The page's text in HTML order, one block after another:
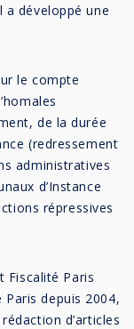
a développé une
le compte
de la durée
(redressement
administratives
d’Instance
répressives
Fiscalité Paris
depuis 2004,
d’articles